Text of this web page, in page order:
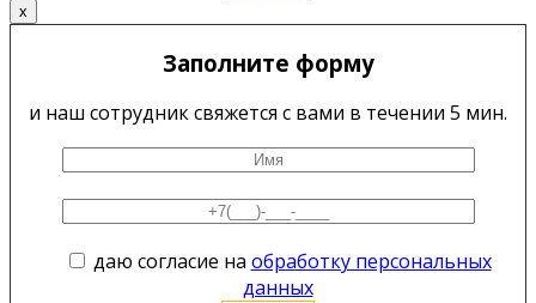
x
Заполните форму
и наш сотрудник свяжется с вами в течении 5 мин.
даю согласие на обработку персональных
данных